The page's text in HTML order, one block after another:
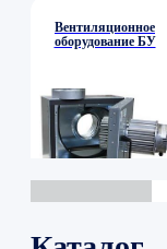
Вентиляционное
оборудование БУ